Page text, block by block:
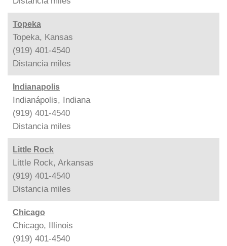
Topeka
Topeka, Kansas
(919) 401-4540
Distancia miles
Indianapolis
Indianápolis, Indiana
(919) 401-4540
Distancia miles
Little Rock
Little Rock, Arkansas
(919) 401-4540
Distancia miles
Chicago
Chicago, Illinois
(919) 401-4540